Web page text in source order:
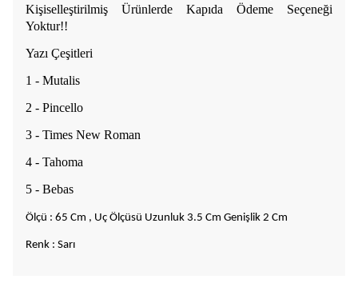
Kişiselleştirilmiş Ürünlerde Kapıda Ödeme Seçeneği
Yoktur!!
Yazı Çeşitleri
1 - Mutalis
2 - Pincello
3 - Times New Roman
4 - Tahoma
5 - Bebas
Ölçü : 65 Cm , Uç Ölçüsü Uzunluk 3.5 Cm Genişlik 2 Cm
Renk : Sarı